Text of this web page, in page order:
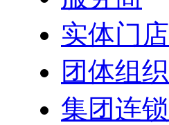
实体门店
团体组织
集团连锁